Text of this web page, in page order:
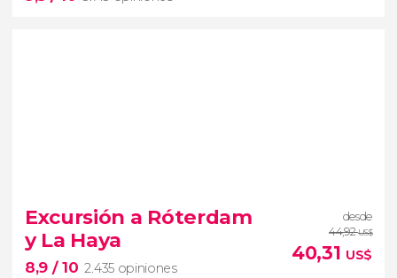
barrio judío de
Ámsterdam
la historia de Ana Frank
Excursión a Róterdam
y La Haya
8,9 / 10 2.435 opiniones
desde
44,92US$
40,31 US$